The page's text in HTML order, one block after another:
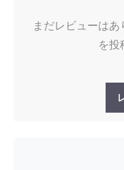
まだレビューは
を投